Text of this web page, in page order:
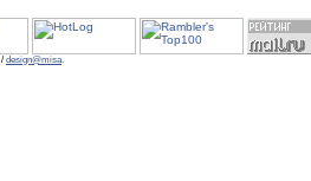
/ design@misa.